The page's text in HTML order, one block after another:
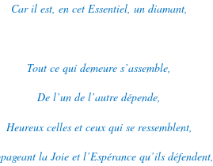
Car il est, en cet Essentiel, un diamant,
Tout ce qui demeure s’assemble,
De l’un de l’autre dépende,
Heureux celles et ceux qui se ressemblent,
la Joie et l’Espérance qu’ils défendent,